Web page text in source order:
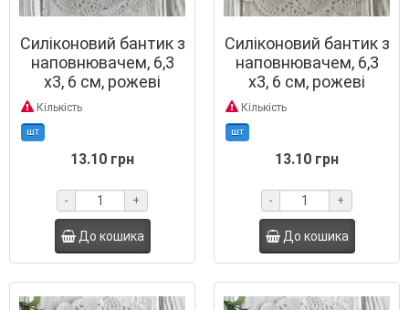
Силіконовий бантик з
наповнювачем, 6,3
х3, 6 см, рожеві
перламутрові кільця,
Кількість
шт
13.10 грн
- +
До кошика
Силіконовий бантик з
наповнювачем, 6,3
х3, 6 см, рожеві
перламутрові
Кількість
шт
13.10 грн
- +
До кошика